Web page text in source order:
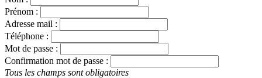
Prénom :
Adresse mail :
Téléphone :
Mot de passe :
Confirmation mot de passe :
Tous les champs sont obligatoires